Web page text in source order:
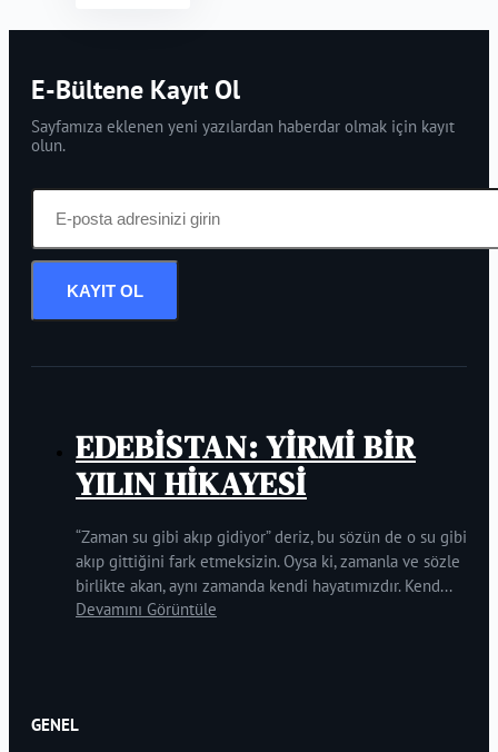
E-Bültene Kayıt Ol
Sayfamıza eklenen yeni yazılardan haberdar olmak için kayıt
olun.
KAYIT OL
EDEBİSTAN: YİRMİ BİR
YILIN HİKAYESİ
“Zaman su gibi akıp gidiyor” deriz, bu sözün de o su gibi
akıp gittiğini fark etmeksizin. Oysa ki, zamanla ve sözle
birlikte akan, aynı zamanda kendi hayatımızdır. Kend...
Devamını Görüntüle
GENEL